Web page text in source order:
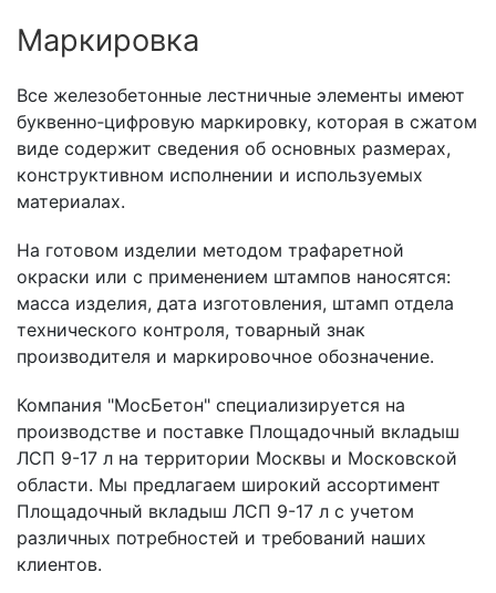
Маркировка
Все железобетонные лестничные элементы имеют
буквенно‑цифровую маркировку, которая в сжатом
виде содержит сведения об основных размерах,
конструктивном исполнении и используемых
материалах.
На готовом изделии методом трафаретной
окраски или с применением штампов наносятся:
масса изделия, дата изготовления, штамп отдела
технического контроля, товарный знак
производителя и маркировочное обозначение.
Компания "МосБетон" специализируется на
производстве и поставке Площадочный вкладыш
ЛСП 9-17 л на территории Москвы и Московской
области. Мы предлагаем широкий ассортимент
Площадочный вкладыш ЛСП 9-17 л с учетом
различных потребностей и требований наших
клиентов.